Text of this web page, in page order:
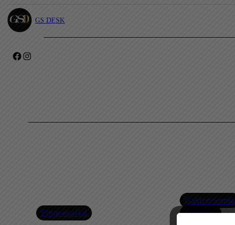
GS DESK
Facebook Instagram
Empresarial
Gastronomía
Nightlife